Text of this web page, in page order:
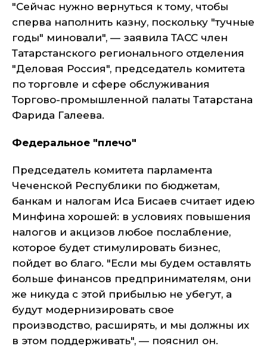
"Сейчас нужно вернуться к тому, чтобы
сперва наполнить казну, поскольку "тучные
годы" миновали", — заявила ТАСС член
Татарстанского регионального отделения
"Деловая Россия", председатель комитета
по торговле и сфере обслуживания
Торгово-промышленной палаты Татарстана
Фарида Галеева.
Федеральное "плечо"
Председатель комитета парламента
Чеченской Республики по бюджетам,
банкам и налогам Иса Бисаев считает идею
Минфина хорошей: в условиях повышения
налогов и акцизов любое послабление,
которое будет стимулировать бизнес,
пойдет во благо. "Если мы будем оставлять
больше финансов предпринимателям, они
же никуда с этой прибылью не убегут, а
будут модернизировать свое
производство, расширять, и мы должны их
в этом поддерживать", — пояснил он.